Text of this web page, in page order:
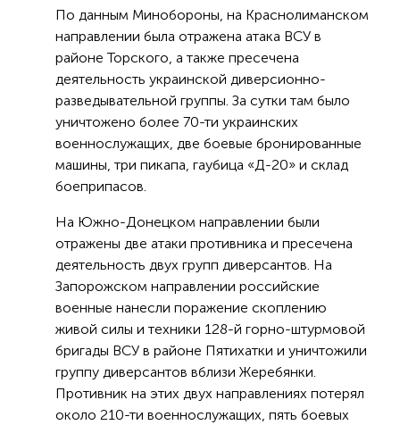
По данным Минобороны, на Краснолиманском
направлении была отражена атака ВСУ в
районе Торского, а также пресечена
деятельность украинской диверсионно-
разведывательной группы. За сутки там было
уничтожено более 70-ти украинских
военнослужащих, две боевые бронированные
машины, три пикапа, гаубица «Д-20» и склад
боеприпасов.
На Южно-Донецком направлении были
отражены две атаки противника и пресечена
деятельность двух групп диверсантов. На
Запорожском направлении российские
военные нанесли поражение скоплению
живой силы и техники 128-й горно-штурмовой
бригады ВСУ в районе Пятихатки и уничтожили
группу диверсантов вблизи Жеребянки.
Противник на этих двух направлениях потерял
около 210-ти военнослужащих, пять боевых